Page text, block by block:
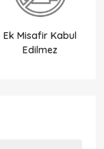
Ek Misafir Kabul
Edilmez